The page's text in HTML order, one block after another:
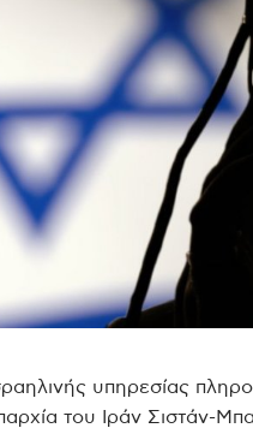
υπηρεσίας
του Ιράν Σιστάν-